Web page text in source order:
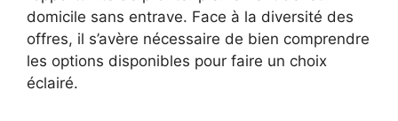
domicile sans entrave. Face à la diversité des
offres, il s’avère nécessaire de bien comprendre
les options disponibles pour faire un choix
éclairé.